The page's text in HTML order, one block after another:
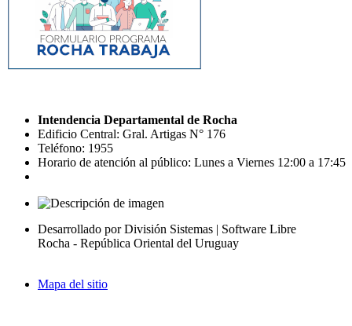
Intendencia Departamental de Rocha
Edificio Central: Gral. Artigas N° 176
Teléfono: 1955
Horario de atención al público: Lunes a Viernes 12:00 a 17:45
Desarrollado por División Sistemas | Software Libre
Rocha - República Oriental del Uruguay
Mapa del sitio